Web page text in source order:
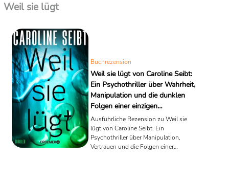
Weil sie lügt
Buchrezension
Weil sie lügt von Caroline Seibt:
Ein Psychothriller über Wahrheit,
Manipulation und die dunklen
Folgen einer einzigen
Entscheidung
Ausführliche Rezension zu Weil sie
lügt von Caroline Seibt. Ein
Psychothriller über Manipulation,
Vertrauen und die Folgen einer